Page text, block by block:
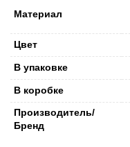
Материал
Цвет
В упаковке
В коробке
Производитель/
Бренд